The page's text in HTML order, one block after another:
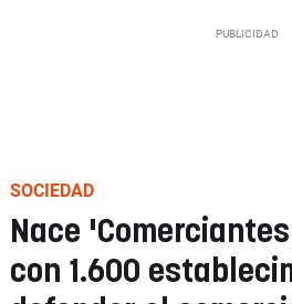
SOCIEDAD
Nace
con 1.600